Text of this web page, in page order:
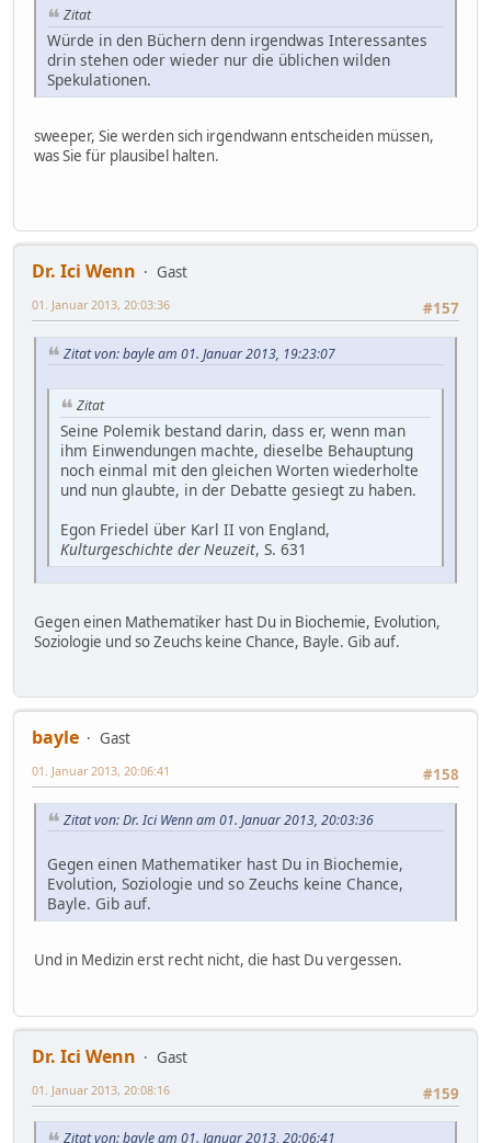
Zitat
Würde in den Büchern denn irgendwas Interessantes
drin stehen oder wieder nur die üblichen wilden
Spekulationen.
sweeper, Sie werden sich irgendwann entscheiden müssen,
was Sie für plausibel halten.
Dr. Ici Wenn
Gast
#157
01. Januar 2013, 20:03:36
Zitat von: bayle am 01. Januar 2013, 19:23:07
Zitat
Seine Polemik bestand darin, dass er, wenn man
ihm Einwendungen machte, dieselbe Behauptung
noch einmal mit den gleichen Worten wiederholte
und nun glaubte, in der Debatte gesiegt zu haben.
Egon Friedel über Karl II von England,
Kulturgeschichte der Neuzeit, S. 631
Gegen einen Mathematiker hast Du in Biochemie, Evolution,
Soziologie und so Zeuchs keine Chance, Bayle. Gib auf.
bayle
Gast
#158
01. Januar 2013, 20:06:41
Zitat von: Dr. Ici Wenn am 01. Januar 2013, 20:03:36
Gegen einen Mathematiker hast Du in Biochemie,
Evolution, Soziologie und so Zeuchs keine Chance,
Bayle. Gib auf.
Und in Medizin erst recht nicht, die hast Du vergessen.
Dr. Ici Wenn
Gast
#159
01. Januar 2013, 20:08:16
Zitat von: bayle am 01. Januar 2013, 20:06:41